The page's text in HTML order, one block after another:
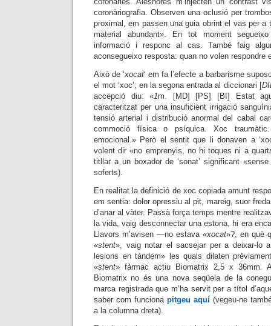
coronàriografia. Observen una oclusió per
proximal, em passen una guia obrint el vas per a
material abundant». En tot moment
informació i responc al cas. També faig
aconsegueixo resposta: quan no volen respondre
Això de ‘xocat‘ em fa l’efecte a barbarisme
el mot ‘xoc’; en la segona entrada al diccionari [
accepció diu: «1m. [MD] [PS] [BI] Estat
caracteritzat per una insuficient irrigació
tensió arterial i distribució anormal del cabal
commoció física o psíquica. Xoc
emocional.» Però el sentit que li donaven a
volent dir «no emprenyis, no hi toques ni a
titllar a un boxador de ‘sonat’ significant
soferts).
En realitat la definició de xoc copiada amunt
em sentia: dolor opressiu al pit, mareig, suor
d’anar al vàter. Passà força temps mentre
la vida, vaig desconnectar una estona, hi era
Llavors m’avisen —no estava «xocat»?, en què
«stent», vaig notar el sacsejar per a deixar-lo
lesions en tàndem» les quals dilaten
«stent» fàrmac actiu Biomatrix 2,5 x 36mm.
Biomatrix no és una nova seqüela de la
marca registrada que m’ha servit per a títol
saber com funciona pitgeu aquí (vegeu-ne
a la columna dreta).